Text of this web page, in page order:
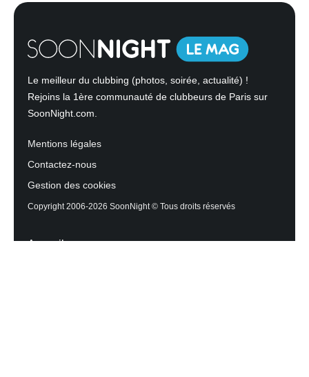
Le meilleur du clubbing (photos, soirée, actualité) !
Rejoins la 1ère communauté de clubbeurs de Paris sur
SoonNight.com.
Mentions légales
Contactez-nous
Gestion des cookies
Copyright 2006-2026 SoonNight © Tous droits réservés
Accueil